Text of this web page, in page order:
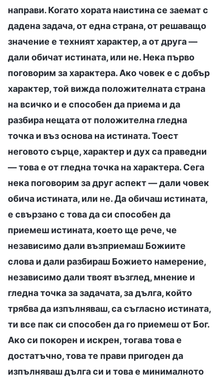
направи. Когато хората наистина се заемат с
дадена задача, от една страна, от решаващо
значение е техният характер, а от друга —
дали обичат истината, или не. Нека първо
поговорим за характера. Ако човек е с добър
характер, той вижда положителната страна
на всичко и е способен да приема и да
разбира нещата от положителна гледна
точка и въз основа на истината. Тоест
неговото сърце, характер и дух са праведни
— това е от гледна точка на характера. Сега
нека поговорим за друг аспект — дали човек
обича истината, или не. Да обичаш истината,
е свързано с това да си способен да
приемеш истината, което ще рече, че
независимо дали възприемаш Божиите
слова и дали разбираш Божието намерение,
независимо дали твоят възглед, мнение и
гледна точка за задачата, за дълга, който
трябва да изпълняваш, са съгласно истината,
ти все пак си способен да го приемеш от Бог.
Ако си покорен и искрен, тогава това е
достатъчно, това те прави пригоден да
изпълняваш дълга си и това е минималното